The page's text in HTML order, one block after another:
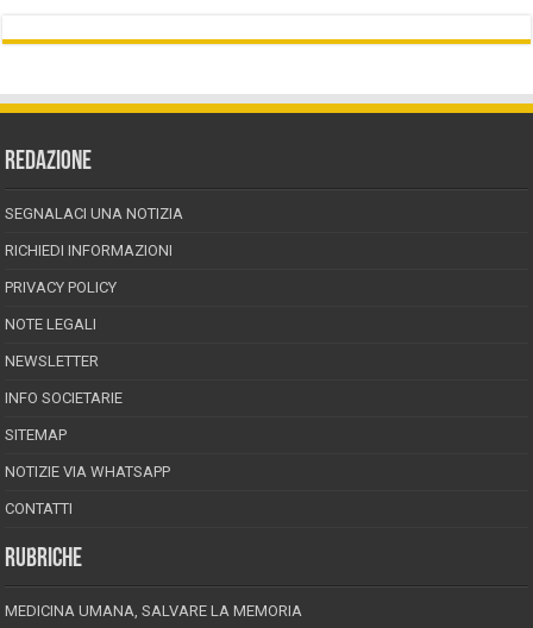
REDAZIONE
SEGNALACI UNA NOTIZIA
RICHIEDI INFORMAZIONI
PRIVACY POLICY
NOTE LEGALI
NEWSLETTER
INFO SOCIETARIE
SITEMAP
NOTIZIE VIA WHATSAPP
CONTATTI
RUBRICHE
MEDICINA UMANA, SALVARE LA MEMORIA